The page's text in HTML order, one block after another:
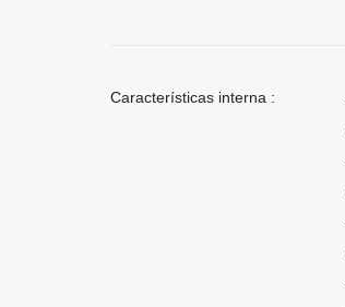
Características interna :